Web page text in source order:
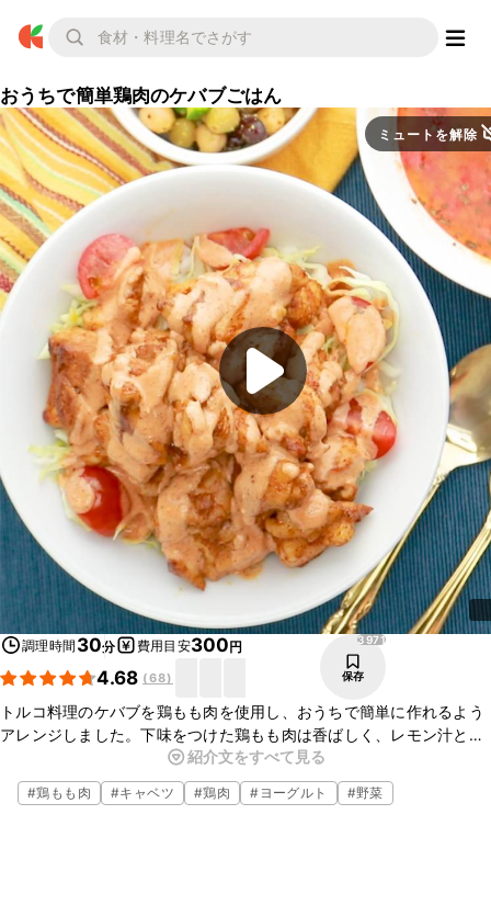
おうちで簡単鶏肉のケバブごはん
ミュートを解除
調理時間 30分 費用目安300円
4.68 (68)
3971
保存
トルコ料理のケバブを鶏もも肉を使用し、おうちで簡単に作れるよう
アレンジしました。下味をつけた鶏もも肉は香ばしく、レモン汁と無
糖ヨーグルトの酸味とケチャップとマヨネーズの甘味が効いたマイル
ドなソースがよく合います。
紹介文をすべて見る
#鶏もも肉 #キャベツ #鶏肉 #ヨーグルト #野菜